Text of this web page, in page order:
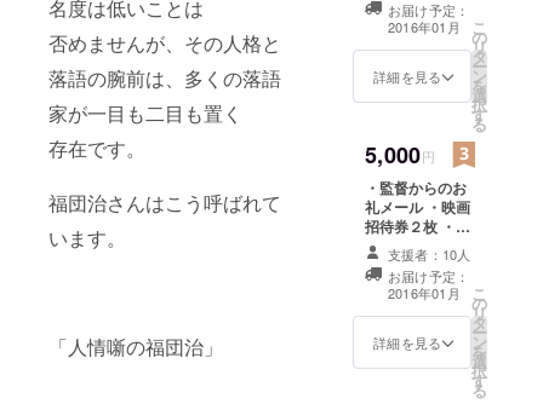
名度は低いことは
否めませんが、その人格と
落語の腕前は、多くの落語
家が一目も二目も置く
存在です。
福団治さんはこう呼ばれて
います。
「人情噺の福団治」
民放及びＮ
ＨＫのド
キュメンタ
リー番組、
を始めとし
て多種多様
な番組制作
に関わり、
2009年には
ユニークな
インタ
ビュー番組
「あなたが
お届け予定：
2016年01月
詳細を見る
こ
の
リ
タ
ー
ン
を
選
択
す
る
5,000円
・監督からのお
礼メール ・映画
招待券２枚 ・映
画企画書１部 ・
映画本編より厳
選したスチール
写真3枚(データ)
支援者：10人
お届け予定：
2016年01月
詳細を見る
こ
の
リ
タ
ー
ン
を
選
択
す
る